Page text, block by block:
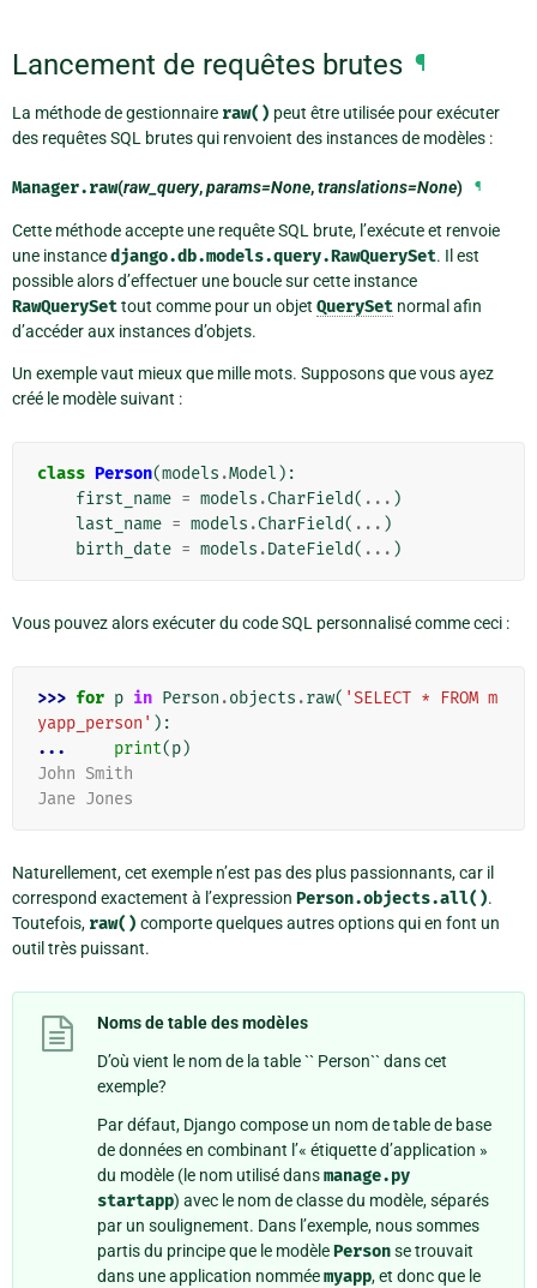
Lancement de requêtes brutes ¶
La méthode de gestionnaire raw() peut être utilisée pour exécuter
des requêtes SQL brutes qui renvoient des instances de modèles :
Manager.raw(raw_query,params=None,translations=None) ¶
Cette méthode accepte une requête SQL brute, l’exécute et renvoie
une instancedjango.db.models.query.RawQuerySet. Il est
possible alors d’effectuer une boucle sur cette instance
RawQuerySettout comme pour un objet QuerySet normal afin
d’accéder aux instances d’objets.
Un exemple vaut mieux que mille mots. Supposons que vous ayez
créé le modèle suivant :
class Person(models .Model ):
first_name = models .CharField( ... )
last_name = models .CharField( ... )
birth_date = models .DateField( ... )
Vous pouvez alors exécuter du code SQL personnalisé comme ceci :
>>> for p in Person .objects .raw( 'SELECT * FROM m
yapp_person' ):
...
print(p)
John Smith
Jane Jones
Naturellement, cet exemple n’est pas des plus passionnants, car il
correspond exactement à l’expression Person.objects.all().
Toutefois, raw() comporte quelques autres options qui en font un
outil très puissant.
Noms de table des modèles
D’où vient le nom de la table `` Person`` dans cet
exemple?
Par défaut, Django compose un nom de table de base
de données en combinant l’« étiquette d’application »
du modèle (le nom utilisé dansmanage.py
startapp) avec le nom de classe du modèle, séparés
par un soulignement. Dans l’exemple, nous sommes
partis du principe que le modèlePersonse trouvait
dans une application nomméemyapp, et donc que le